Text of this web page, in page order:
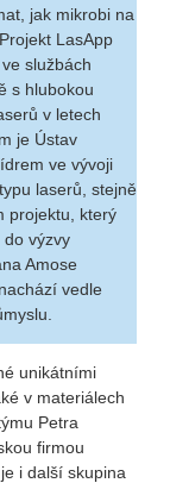
jak mikrobi na
LasApp
službách
s hlubokou
v letech
je Ústav
ve vývoji
laserů, stejně
projektu, který
do výzvy
Amose
vedle
unikátními
v materiálech
Petra
firmou
i další skupina